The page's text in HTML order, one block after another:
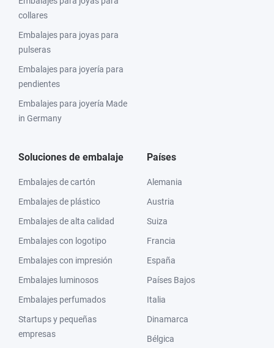
collares
Embalajes para joyas para
pulseras
Embalajes para joyería para
pendientes
Embalajes para joyería Made
in Germany
Soluciones de embalaje
Embalajes de cartón
Embalajes de plástico
Embalajes de alta calidad
Embalajes con logotipo
Embalajes con impresión
Embalajes luminosos
Embalajes perfumados
Startups y pequeñas
empresas
Países
Alemania
Austria
Suiza
Francia
España
Países Bajos
Italia
Dinamarca
Bélgica